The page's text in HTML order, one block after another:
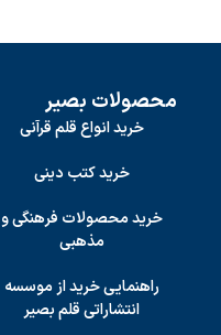
محصولات بصیر
خرید انواع قلم قرآنی
خرید کتب دینی
خرید محصولات فرهنگی و
مذهبی
راهنمایی خرید از موسسه
انتشاراتی قلم بصیر